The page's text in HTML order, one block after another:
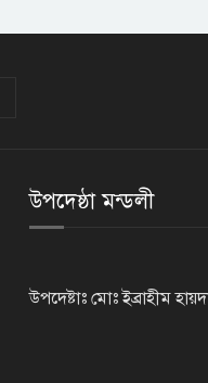
উপদেষ্ঠা মন্ডলী
উপদেষ্টাঃ মোঃ ইব্রাহীম